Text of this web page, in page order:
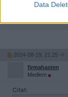
Data
omponenter/
2024-08-19, 21:25
firmahasten
Medlem
Citat: